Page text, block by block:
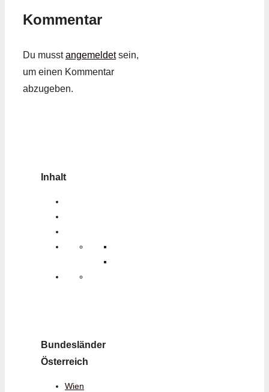
Kommentar
Du musstangemeldetsein,
um einen Kommentar
abzugeben.
Inhalt
Bundesländer
Österreich
Wien